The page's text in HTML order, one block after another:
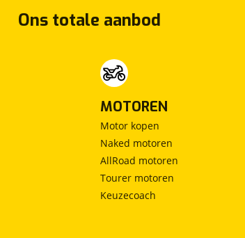
Ons totale aanbod
MOTOREN
Motor kopen
Naked motoren
AllRoad motoren
Tourer motoren
Keuzecoach